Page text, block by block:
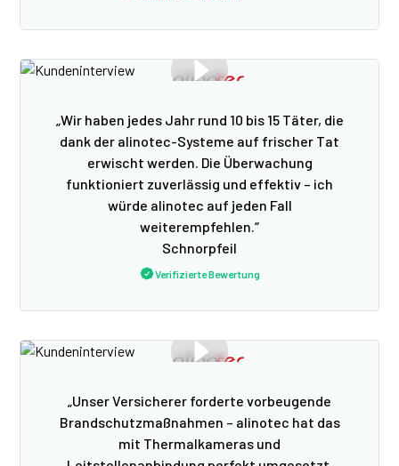
„Wir haben jedes Jahr rund 10 bis 15 Täter, die
dank der alinotec-Systeme auf frischer Tat
erwischt werden. Die Überwachung
funktioniert zuverlässig und effektiv – ich
würde alinotec auf jeden Fall
weiterempfehlen.“
Schnorpfeil
Verifizierte Bewertung
„Unser Versicherer forderte vorbeugende
Brandschutzmaßnahmen – alinotec hat das
mit Thermalkameras und